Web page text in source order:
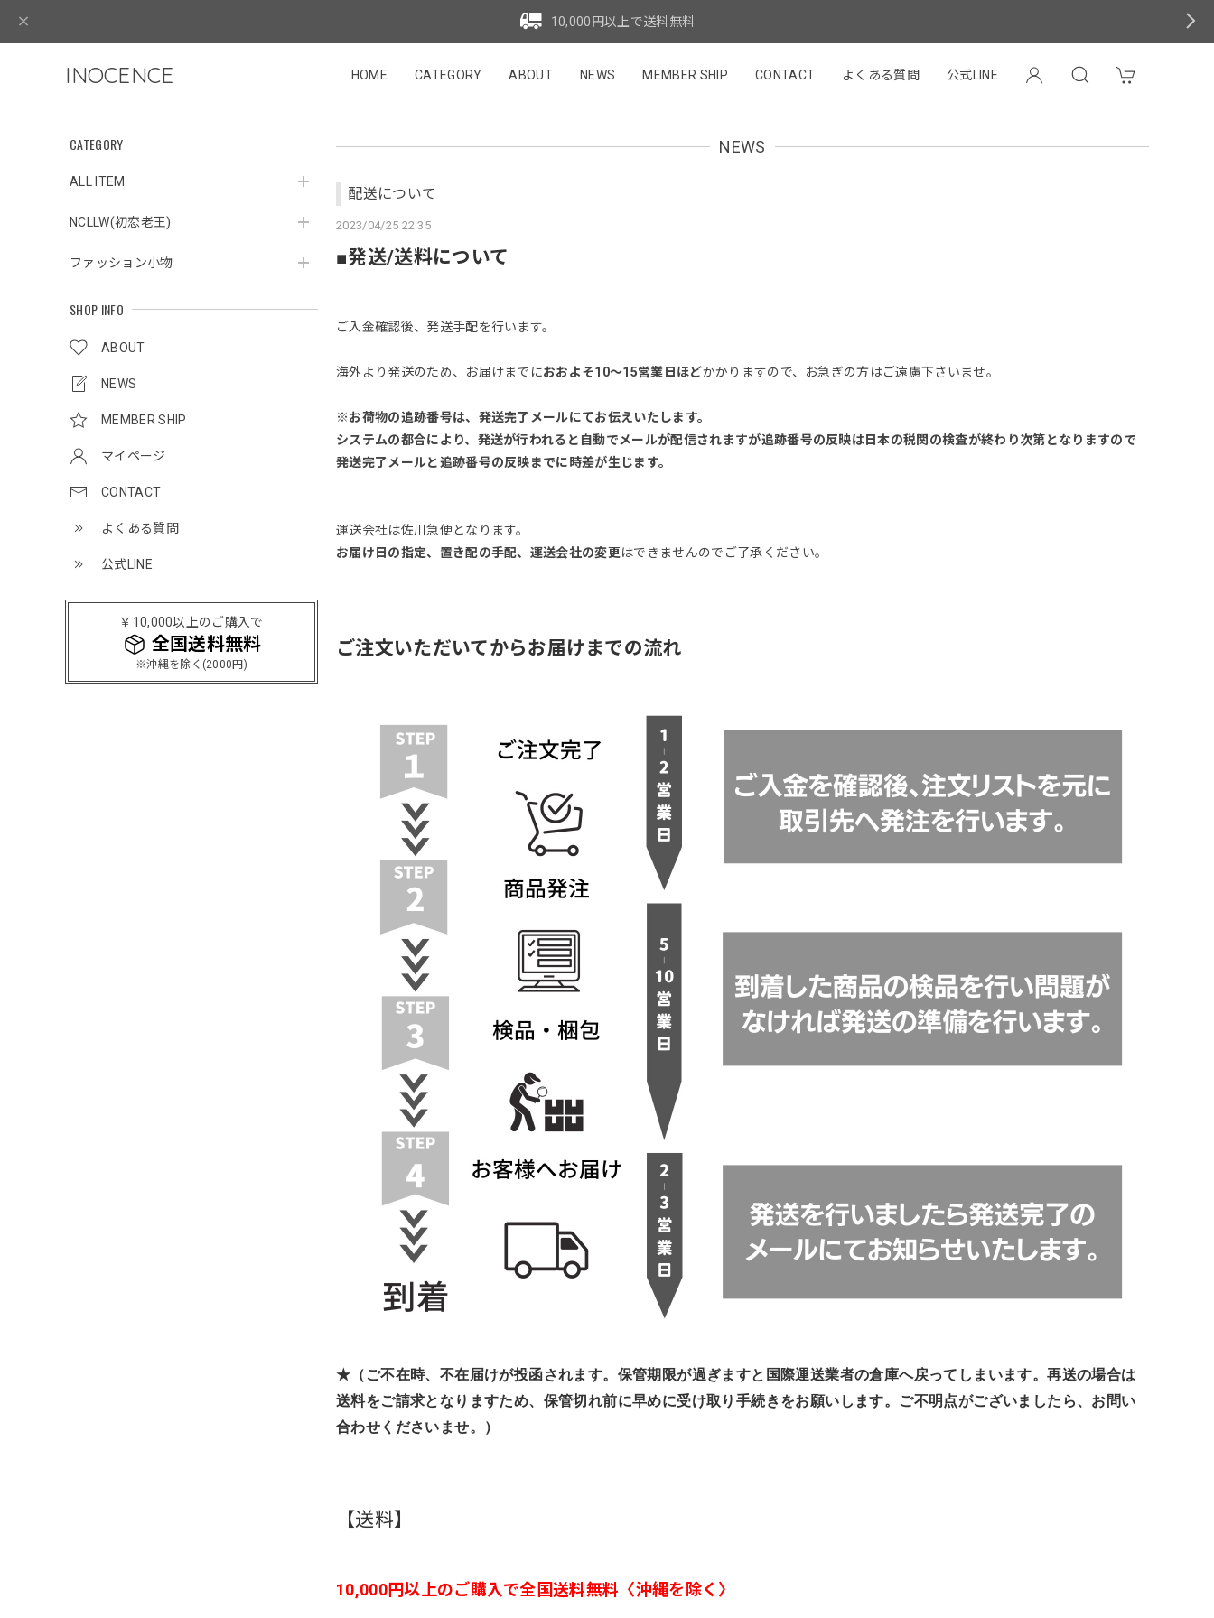
10,000円以上で送料無料
INOCENCE HOME CATEGORY ABOUT NEWS MEMBER SHIP CONTACT よくある質問 公式LINE
CATEGORY
ALL ITEM
NCLLW(初恋老王)
ファッション小物
SHOP INFO
ABOUT
NEWS
MEMBER SHIP
マイページ
CONTACT
よくある質問
公式LINE
￥10,000以上のご購入で
全国送料無料
※沖縄を除く(2000円)
NEWS
配送について
2023/04/25 22:35
■発送/送料について
ご入金確認後、発送手配を行います。
海外より発送のため、お届けまでにおおよそ10〜15営業日ほどかかりますので、お急ぎの方はご遠慮下さいませ。
※お荷物の追跡番号は、発送完了メールにてお伝えいたします。
システムの都合により、発送が行われると自動でメールが配信されますが追跡番号の反映は 日本の税関の検査が終わり次第となりますので
発送完了メールと追跡番号の反映までに時差が生じます。
運送会社は佐川急便となります。
お届け日の指定、置き配の手配、運送会社の変更はできませんのでご了承ください。
ご注文いただいてからお届けまでの流れ
★（ご不在時、不在届けが投函されます。保管期限が過ぎますと国際運送業者の倉庫へ戻ってしまいます。再送の場合は
送料をご請求となりますため、保管切れ前に早めに受け取り手続きをお願いします。ご不明点がございましたら、お問い
合わせくださいませ。）
【送料】
10,000円以上のご購入で全国送料無料〈沖縄を除く〉